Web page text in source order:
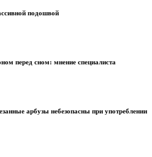
подошвой
перед сном: мнение специалиста
арбузы небезопасны при употреблении